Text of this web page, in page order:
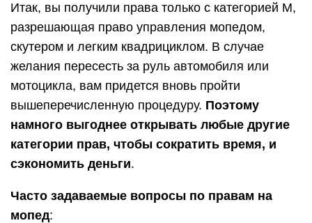
Итак, вы получили права только с категорией М,
разрешающая право управления мопедом,
скутером и легким квадрициклом. В случае
желания пересесть за руль автомобиля или
мотоцикла, вам придется вновь пройти
вышеперечисленную процедуру. Поэтому
намного выгоднее открывать любые другие
категории прав, чтобы сократить время, и
сэкономить деньги.
Часто задаваемые вопросы по правам на
мопед: